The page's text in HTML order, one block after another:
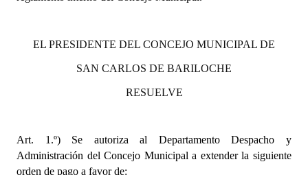
Actas de Audiencias Públicas
Comunicaciones
EL PRESIDENTE DEL CONCEJO MUNICIPAL DE
SAN CARLOS DE BARILOCHE
RESUELVE
Art. 1.º) Se autoriza al Departamento Despacho y
Administración del Concejo Municipal a extender la siguiente
orden de pago a favor de: